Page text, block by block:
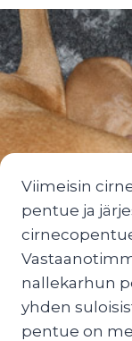
Viimeisin
pentue ja
nallekarhun
yhden
pentue on